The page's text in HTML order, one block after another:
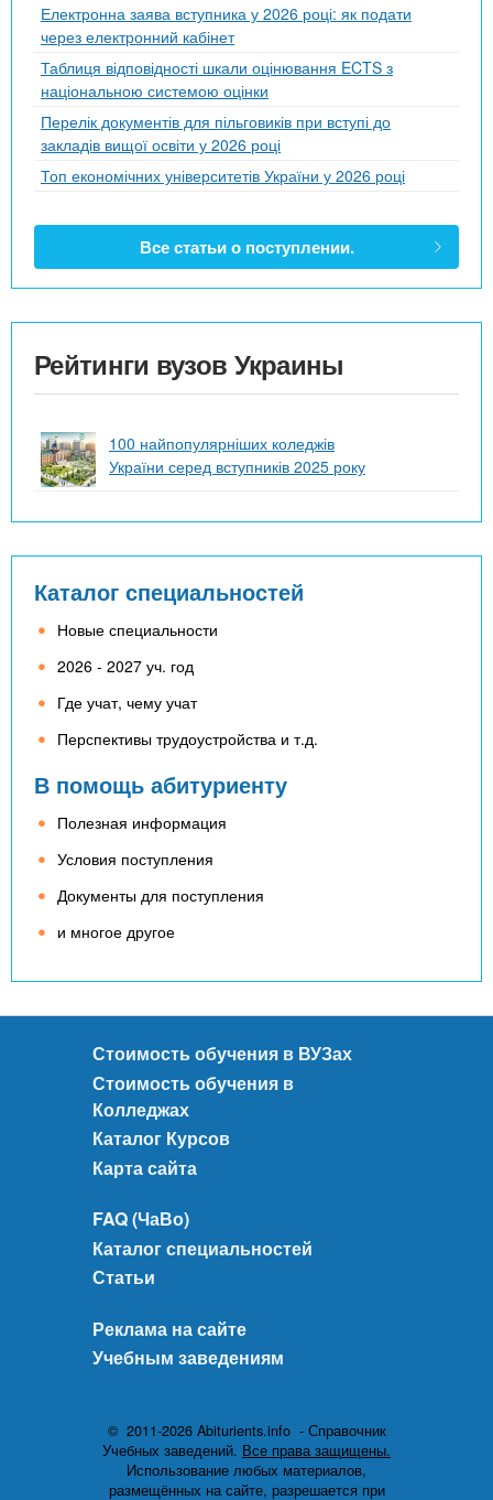
Електронна заява вступника у 2026 році: як подати
через електронний кабінет
Таблиця відповідності шкали оцінювання ECTS з
національною системою оцінки
Перелік документів для пільговиків при вступі до
закладів вищої освіти у 2026 році
Топ економічних університетів України у 2026 році
Все статьи о поступлении.
Рейтинги вузов Украины
100 найпопулярніших коледжів
України серед вступників 2025 року
Каталог специальностей
Новые специальности
2026 - 2027 уч. год
Где учат, чему учат
Перспективы трудоустройства и т.д.
В помощь абитуриенту
Полезная информация
Условия поступления
Документы для поступления
и многое другое
Стоимость обучения в ВУЗах
Стоимость обучения в
Колледжах
Каталог Курсов
Карта сайта
FAQ (ЧаВо)
Каталог специальностей
Статьи
Реклама на сайте
Учебным заведениям
© 2011-2026 Abiturients.info - Справочник
Учебных заведений. Все права защищены.
Использование любых материалов,
размещённых на сайте, разрешается при